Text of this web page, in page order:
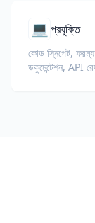
💻 প্রযুক্তি
কোড স্নিপেট,
ডকুমেন্টেশন, API